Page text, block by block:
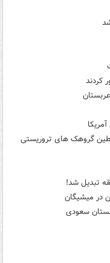
کردند
تبدیل شد!
در میشیگان
سعودی